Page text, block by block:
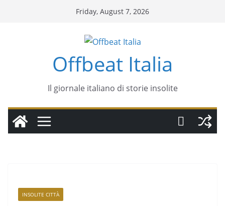
Friday, August 7, 2026
Offbeat Italia
Il giornale italiano di storie insolite
INSOLITE CITTÀ